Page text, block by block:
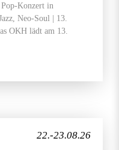
Konzert in
Neo-Soul | 13.
OKH lädt am 13.
22.-23.08.26